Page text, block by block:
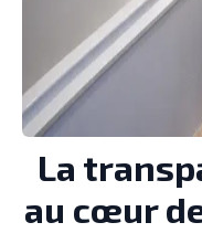
La
au cœur